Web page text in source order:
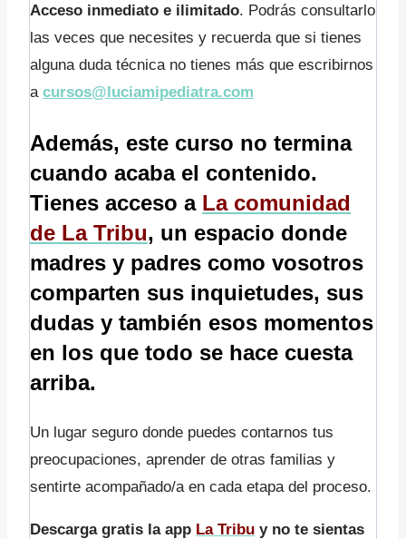
Acceso inmediato e ilimitado. Podrás consultarlo
las veces que necesites y recuerda que si tienes
alguna duda técnica no tienes más que escribirnos
a cursos@luciamipediatra.com
Además, este curso no termina
cuando acaba el contenido.
Tienes acceso a La comunidad
de La Tribu, un espacio donde
madres y padres como vosotros
comparten sus inquietudes, sus
dudas y también esos momentos
en los que todo se hace cuesta
arriba.
Un lugar seguro donde puedes contarnos tus
preocupaciones, aprender de otras familias y
sentirte acompañado/a en cada etapa del proceso.
Descarga gratis la app La Tribu y no te sientas